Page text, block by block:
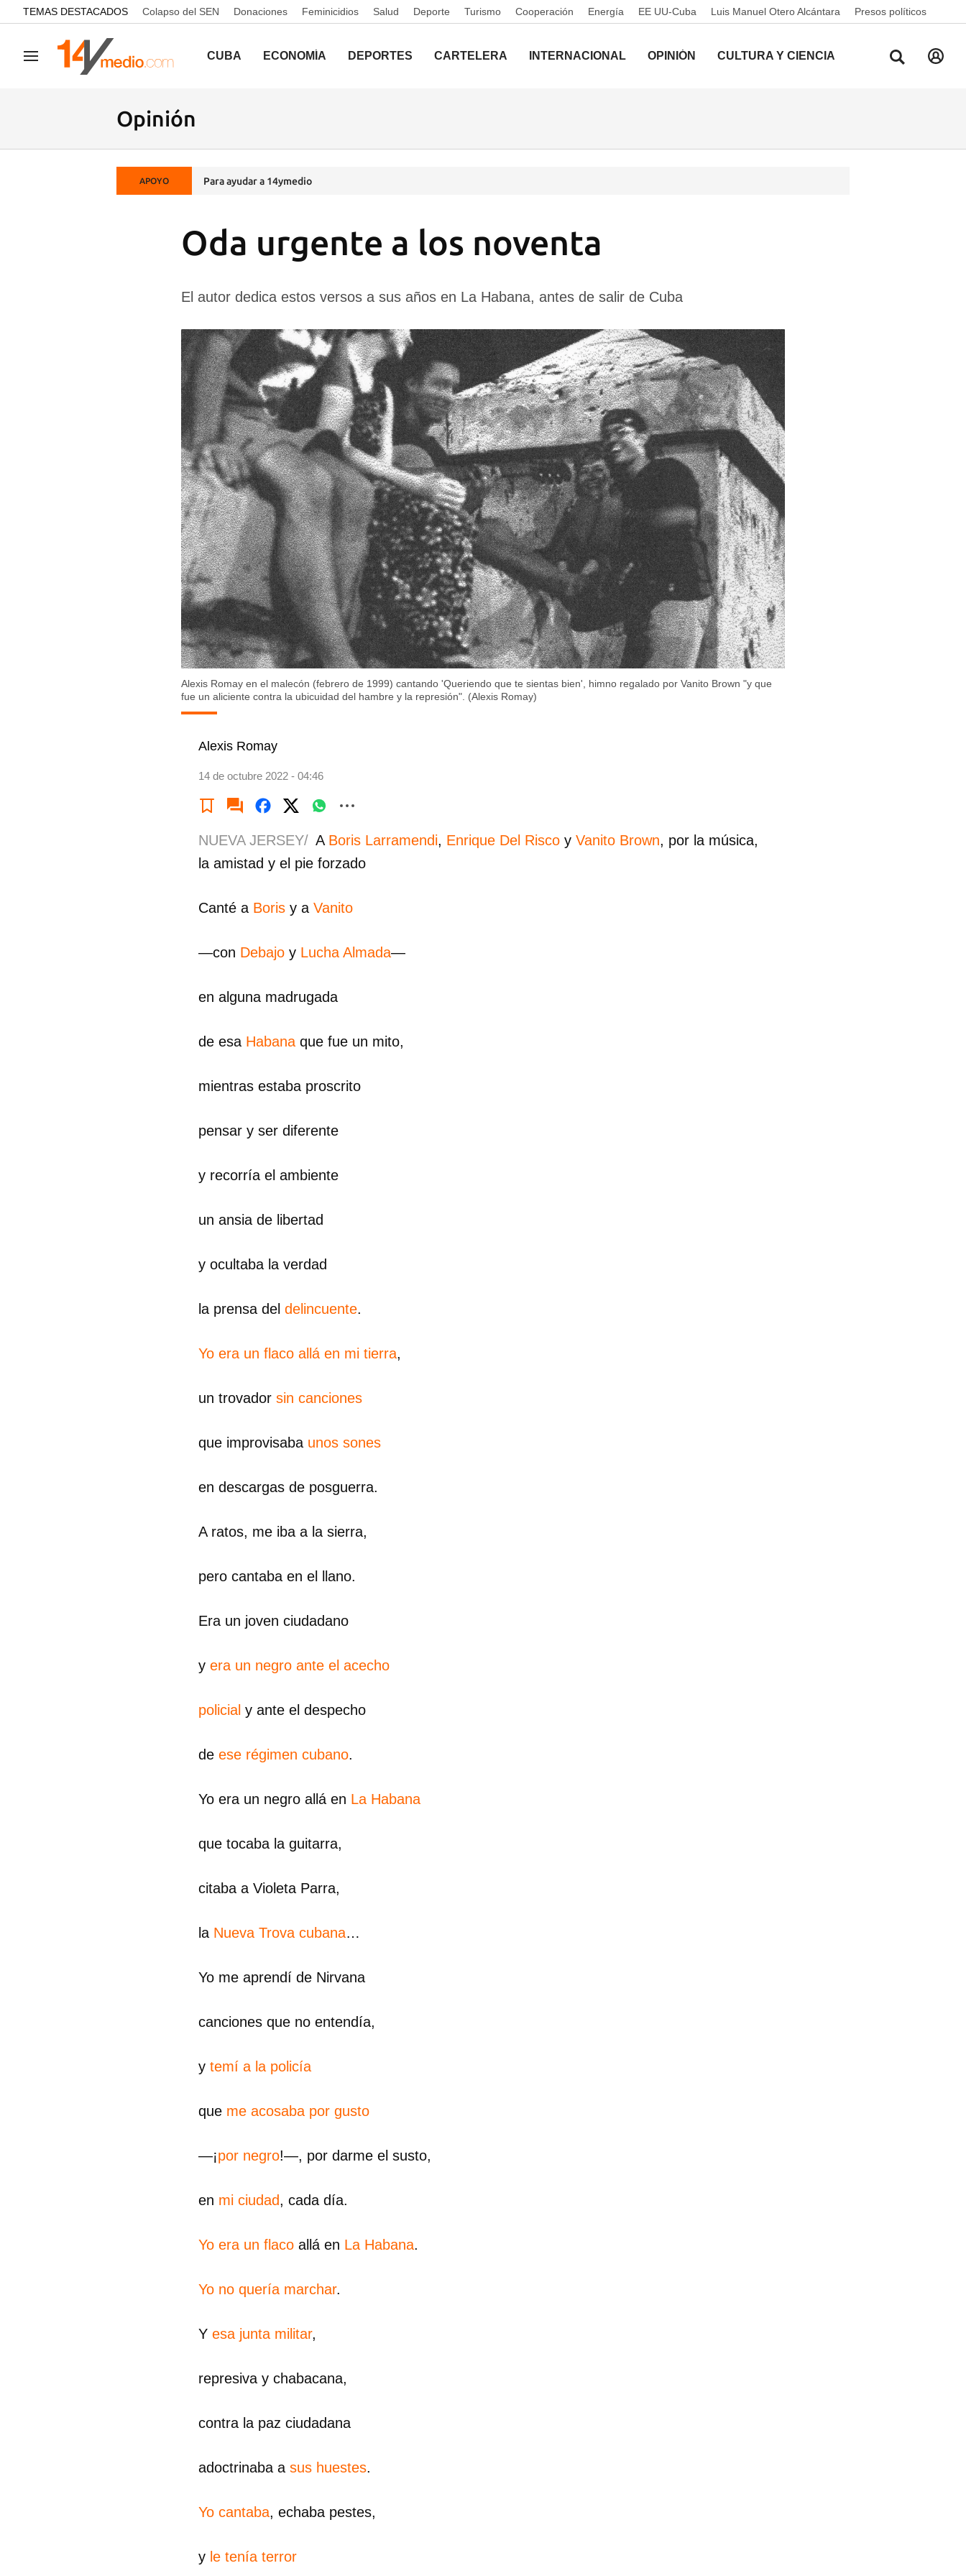
common.go-to-content
TEMAS DESTACADOS Colapso del SEN Donaciones Feminicidios Salud Deporte Turismo Cooperación Energía EE UU-Cuba Luis Manuel Otero Alcántara Presos políticos
Navegación CUBA ECONOMÍA DEPORTES CARTELERA INTERNACIONAL OPINIÓN CULTURA Y CIENCIA
Opinión
APOYO Para ayudar a 14ymedio
Oda urgente a los noventa
El autor dedica estos versos a sus años en La Habana, antes de salir de Cuba
Alexis Romay en el malecón (febrero de 1999) cantando 'Queriendo que te sientas bien', himno regalado por Vanito Brown "y que
fue un aliciente contra la ubicuidad del hambre y la represión". (Alexis Romay)
Alexis Romay
14 de octubre 2022 - 04:46
NUEVA JERSEY/ A Boris Larramendi, Enrique Del Risco y Vanito Brown, por la música,
la amistad y el pie forzado
Canté a Boris y a Vanito
—con Debajo y Lucha Almada—
en alguna madrugada
de esa Habana que fue un mito,
mientras estaba proscrito
pensar y ser diferente
y recorría el ambiente
un ansia de libertad
y ocultaba la verdad
la prensa del delincuente.
Yo era un flaco allá en mi tierra,
un trovador sin canciones
que improvisaba unos sones
en descargas de posguerra.
A ratos, me iba a la sierra,
pero cantaba en el llano.
Era un joven ciudadano
y era un negro ante el acecho
policial y ante el despecho
de ese régimen cubano.
Yo era un negro allá en La Habana
que tocaba la guitarra,
citaba a Violeta Parra,
la Nueva Trova cubana…
Yo me aprendí de Nirvana
canciones que no entendía,
y temí a la policía
que me acosaba por gusto
—¡por negro!—, por darme el susto,
en mi ciudad, cada día.
Yo era un flaco allá en La Habana.
Yo no quería marchar.
Y esa junta militar,
represiva y chabacana,
contra la paz ciudadana
adoctrinaba a sus huestes.
Yo cantaba, echaba pestes,
y le tenía terror